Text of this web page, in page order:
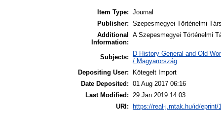
Item Type: Journal
Publisher: Szepesmegyei Történelmi
Additional
Information:
A Szepesmegyei Történelmi
Subjects:
D History General and Old
/ Magyarország
Depositing User:
Kötegelt Import
Date Deposited: 01 Aug 2017 06:16
Last Modified:
29 Jan 2019 14:03
URI: https://real-j.mtak.hu/id/eprint/